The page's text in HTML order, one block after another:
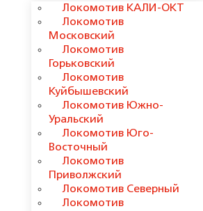
Локомотив КАЛИ-ОКТ
Локомотив
Московский
Локомотив
Горьковский
Локомотив
Куйбышевский
Локомотив Южно-
Уральский
Локомотив Юго-
Восточный
Локомотив
Приволжский
Локомотив Северный
Локомотив